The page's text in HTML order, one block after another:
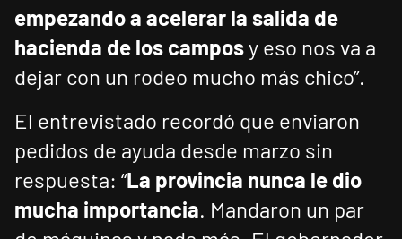
empezando a acelerar la salida de
hacienda de los camposy eso nos va a
dejar con un rodeo mucho más chico”.
El entrevistado recordó que enviaron
pedidos de ayuda desde marzo sin
respuesta: “La provincia nunca le dio
mucha importancia. Mandaron un par